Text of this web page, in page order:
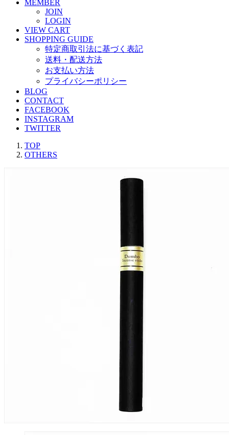
MEMBER
JOIN
LOGIN
VIEW CART
SHOPPING GUIDE
特定商取引法に基づく表記
送料・配送方法
お支払い方法
プライバシーポリシー
BLOG
CONTACT
FACEBOOK
INSTAGRAM
TWITTER
TOP
OTHERS